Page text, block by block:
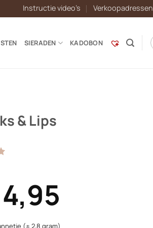
Instructie video’s Verkoopadressen
SIERADEN KADOBON
& Lips
(± 2,8 gram)